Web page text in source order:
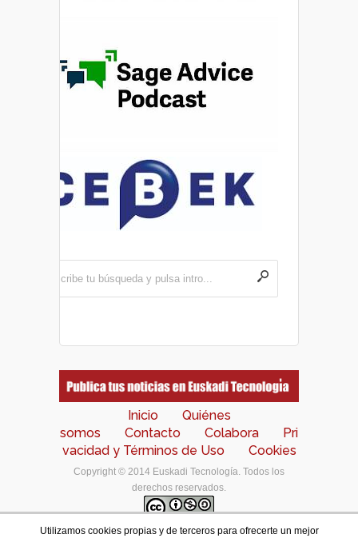
Inicio
Quiénes
somos
Contacto Colabora
Pri
vacidad y Términos de Uso
Cookies
Copyright © 2014 Euskadi Tecnología. Todos los
derechos reservados.
Los contenidos de este portal están bajo unalicencia
Utilizamos cookies propias y de terceros para ofrecerte un mejor